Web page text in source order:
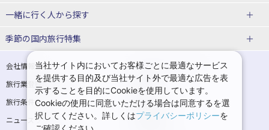
東京→仙台 新幹線パック
東京→金沢 新幹線パック
東京⇔軽井沢 新幹線パック 東京→長野 新幹線パック
東京→名古屋 新幹線パック 東京→京都 新幹線パック
東京→大阪（新大阪） 新幹線パッ
ク
東京→神戸（新神戸） 新幹線パッ
ク
東海道新幹線 旅行
上越新幹線 旅行
九州新幹線 旅行 西九州新幹線 旅行
特急サンダーバード 旅行
北海道旅行・ツアー
東北
青森旅行・ツアー 岩手旅行・ツアー
宮城旅行・ツアー 秋田旅行・ツアー
山形旅行・ツアー 福島旅行・ツアー
東京ディズニーリゾート®への旅
ユニバーサル・スタジオ・ジャパ
温泉旅行 日帰り旅行
一緒に行く人から探す
一人旅 国内版
カップル・夫婦旅行 国内版 女子旅 国内版
卒業旅行・学生旅行 国内版
季節の国内旅行特集
桜・お花見特集
ゴールデンウィーク（GW）の国内
旅行
夏休み・お盆の国内旅行 7月の国内旅行
8月の国内旅行 9月の国内旅行
会社情報
プライバシーポリシー
旅行業登録票・約款
規約集
旅行条件書
商標について
ニュースリリース
採用情報
当社サイト内においてお客様ごとに最適なサービス
を提供する目的及び当社サイト外で最適な広告を表
示することを目的にCookieを使用しています。
Cookieの使用に同意いただける場合は同意するを選
択してください。詳しくはプライバシーポリシーを
ご確認ください。